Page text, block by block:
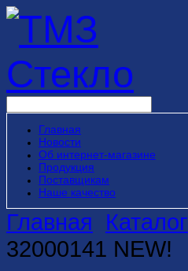
Главная
Новости
Об интернет-магазине
Продукция
Поставщикам
Наше качество
Главная Каталог
32000141 NEW!